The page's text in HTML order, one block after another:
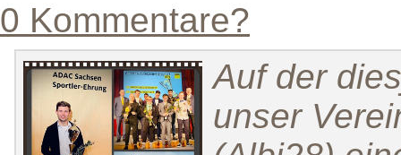
0 Kommentare?
Auf der
unser